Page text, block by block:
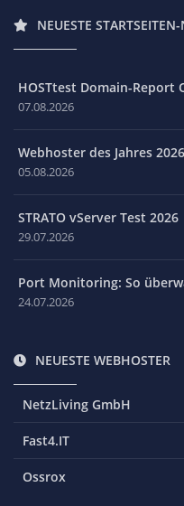
NEUESTE STARTSEITEN-
HOSTtest Domain-Report
07.08.2026
Webhoster des Jahres
05.08.2026
STRATO vServer Test 2026
29.07.2026
Port Monitoring: So
24.07.2026
NEUESTE WEBHOSTER
NetzLiving GmbH
Fast4.IT
Ossrox